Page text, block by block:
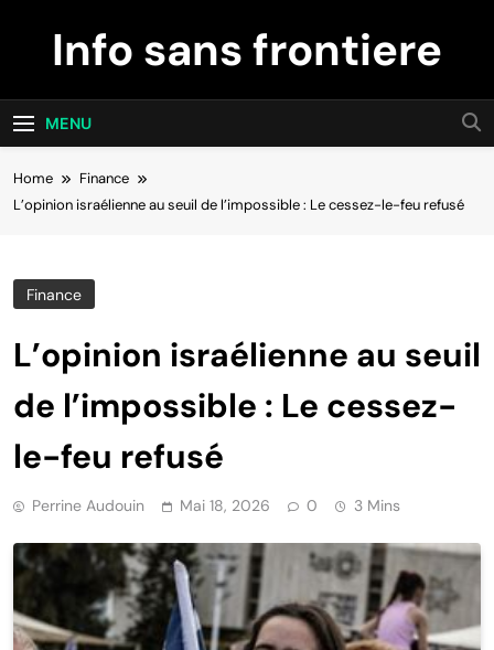
contentInfo sans frontiere
MENU
Home
Finance
L’opinion israélienne au seuil de l’impossible : Le cessez-le-feu refusé
Finance
L’opinion israélienne au seuil
de l’impossible : Le cessez-
le-feu refusé
Perrine Audouin Mai 18, 2026 0 3 Mins